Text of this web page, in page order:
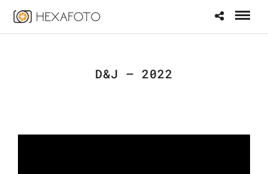
D&J – 2022